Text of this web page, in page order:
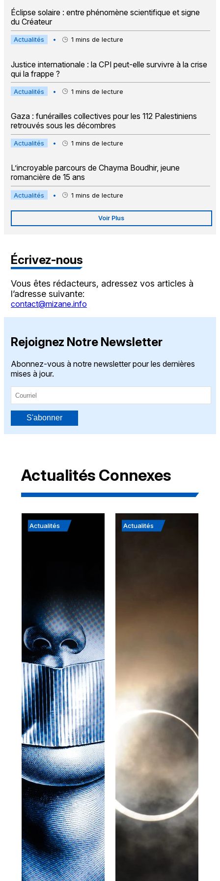
Éclipse solaire : entre phénomène scientifique et signe
du Créateur
Actualités • 1 mins de lecture
Justice internationale : la CPI peut-elle survivre à la crise
qui la frappe ?
Actualités • 1 mins de lecture
Gaza : funérailles collectives pour les 112 Palestiniens
retrouvés sous les décombres
Actualités • 1 mins de lecture
L’incroyable parcours de Chayma Boudhir, jeune
romancière de 15 ans
Actualités • 1 mins de lecture
Voir Plus
Écrivez-nous
Vous êtes rédacteurs, adressez vos articles à
l’adresse suivante:
contact@mizane.info
Rejoignez Notre Newsletter
Abonnez-vous à notre newsletter pour les dernières
mises à jour.
S'abonner
Actualités Connexes
Actualités Actualités